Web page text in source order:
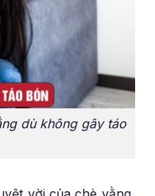
dù không gây táo